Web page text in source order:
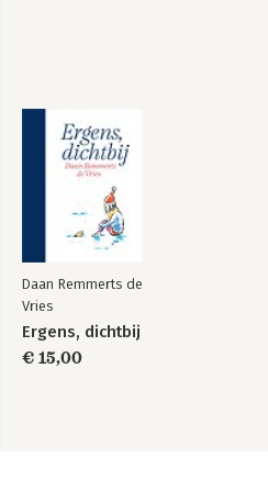
Daan Remmerts de
Vries
Ergens, dichtbij
€ 15,00